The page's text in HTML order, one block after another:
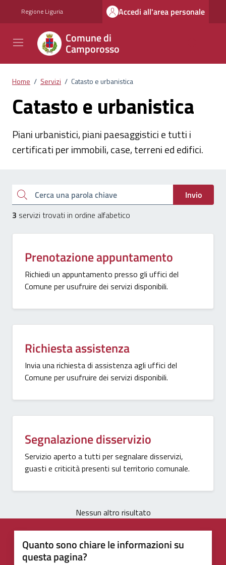
Regione Liguria Accedi all'area personale
Comune di
Camporosso
Home / Servizi / Catasto e urbanistica
Catasto e urbanistica
Piani urbanistici, piani paesaggistici e tutti i
certificati per immobili, case, terreni ed edifici.
Cerca una parola chiave
Invio
3 servizi trovati in ordine alfabetico
Prenotazione appuntamento
Richiedi un appuntamento presso gli uffici del
Comune per usufruire dei servizi disponibili.
Richiesta assistenza
Invia una richiesta di assistenza agli uffici del
Comune per usufruire dei servizi disponibili.
Segnalazione disservizio
Servizio aperto a tutti per segnalare disservizi,
guasti e criticità presenti sul territorio comunale.
Nessun altro risultato
Quanto sono chiare le informazioni su
questa pagina?